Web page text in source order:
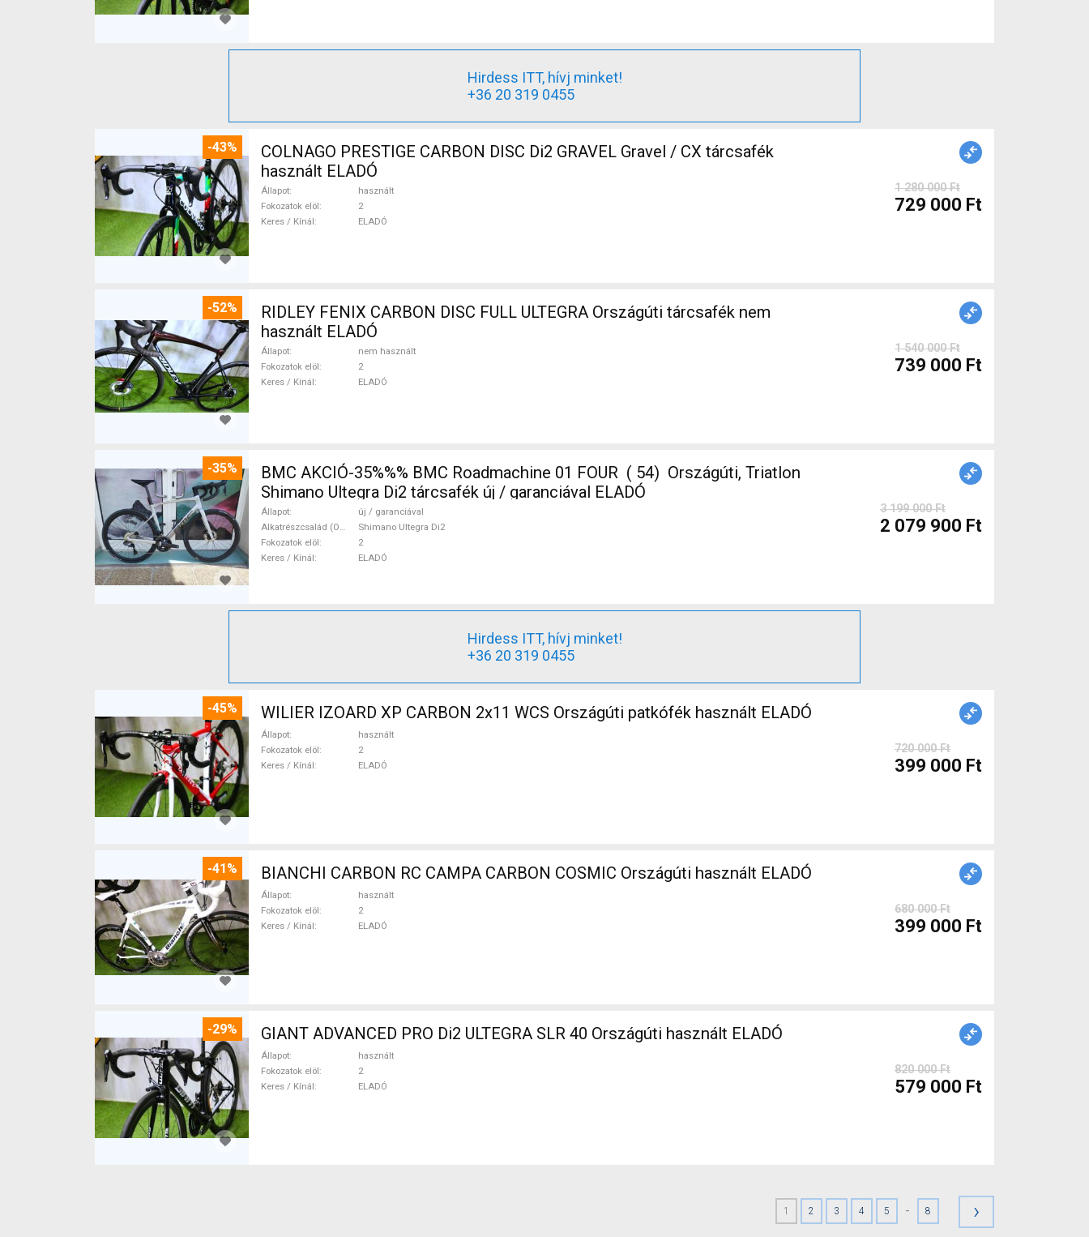
Hirdess ITT, hívj minket!
+36 20 319 0455
-43%
COLNAGO PRESTIGE CARBON DISC Di2 GRAVEL Gravel / CX tárcsafék
használt ELADÓ
Állapot
használt
Fokozatok elöl
2
Keres / Kínál
ELADÓ
1 280 000 Ft
729 000 Ft
-52%
RIDLEY FENIX CARBON DISC FULL ULTEGRA Országúti tárcsafék nem
használt ELADÓ
Állapot
nem használt
Fokozatok elöl
2
Keres / Kínál
ELADÓ
1 540 000 Ft
739 000 Ft
-35%
BMC AKCIÓ-35%%% BMC Roadmachine 01 FOUR ( 54) Országúti, Triatlon
Shimano Ultegra Di2 tárcsafék új / garanciával ELADÓ
Állapot
új / garanciával
Alkatrészcsalád (Outi)
Shimano Ultegra Di2
Fokozatok elöl
2
Keres / Kínál
ELADÓ
3 199 000 Ft
2 079 900 Ft
Hirdess ITT, hívj minket!
+36 20 319 0455
-45% WILIER IZOARD XP CARBON 2x11 WCS Országúti patkófék használt ELADÓ
Állapot
használt
Fokozatok elöl
2
Keres / Kínál
ELADÓ
720 000 Ft
399 000 Ft
-41% BIANCHI CARBON RC CAMPA CARBON COSMIC Országúti használt ELADÓ
Állapot
használt
Fokozatok elöl
2
Keres / Kínál
ELADÓ
680 000 Ft
399 000 Ft
-29% GIANT ADVANCED PRO Di2 ULTEGRA SLR 40 Országúti használt ELADÓ
Állapot
használt
Fokozatok elöl
2
Keres / Kínál
ELADÓ
820 000 Ft
579 000 Ft
1 2 3 4 5 - 8 ›